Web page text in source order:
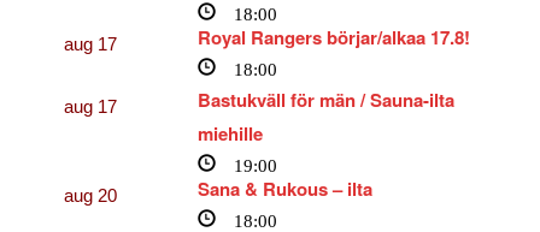
18:00
aug 17 Royal Rangers börjar/alkaa 17.8!
18:00
aug 17
Bastukväll för män / Sauna-ilta
miehille
19:00
aug 20 Sana & Rukous – ilta
18:00